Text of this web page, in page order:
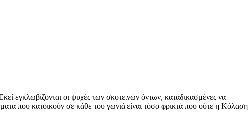
εγκλωβίζονται οι ψυχές των σκοτεινών όντων, καταδικασμένες να
που κατοικούν σε κάθε του γωνιά είναι τόσο φρικτά που ούτε η Κόλαση